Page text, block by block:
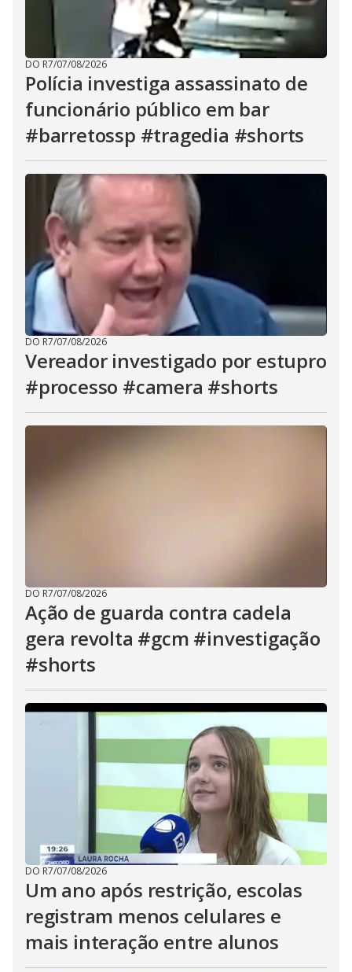
DO R7/07/08/2026
Polícia investiga assassinato de
funcionário público em bar
#barretossp #tragedia #shorts
DO R7/07/08/2026
Vereador investigado por estupro
#processo #camera #shorts
DO R7/07/08/2026
Ação de guarda contra cadela
gera revolta #gcm #investigação
#shorts
DO R7/07/08/2026
Um ano após restrição, escolas
registram menos celulares e
mais interação entre alunos